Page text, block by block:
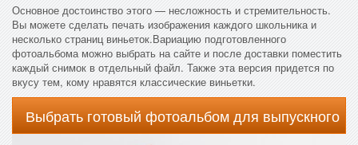
Основное достоинство этого — несложность и стремительность.
Вы можете сделать печать изображения каждого школьника и
несколько страниц виньеток.Вариацию подготовленного
фотоальбома можно выбрать на сайте и после доставки поместить
каждый снимок в отдельный файл. Также эта версия придется по
вкусу тем, кому нравятся классические виньетки.
Выбрать готовый фотоальбом для выпускного